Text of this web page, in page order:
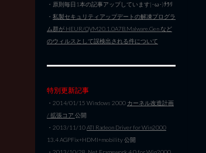
・原則毎日1本の記事アップしています|･ω･)ﾁﾗﾘ
・ 私製セキュリティアップデートの解凍プログラ
ム群が HEUR/QVM20.1.0A7B.Malware.Gen など
のウィルスとして誤検出される件について
特別更新記事
・2014/01/15 Windows 2000 カーネル改造計画
/ 拡張コア 公開
・2013/11/10ATI Radeon Driver for Win2000
13.4 AGPFix+HDMI+mobility 公開